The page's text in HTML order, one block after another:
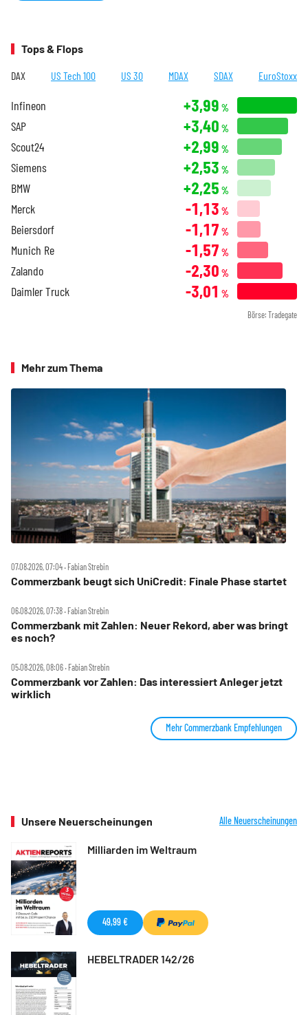
Tops & Flops
DAX US Tech 100 US 30 MDAX SDAX EuroStoxx
Infineon +3,99 %
SAP +3,40 %
Scout24 +2,99 %
Siemens +2,53 %
BMW +2,25 %
Merck -1,13 %
Beiersdorf -1,17 %
Munich Re -1,57 %
Zalando -2,30 %
Daimler Truck -3,01 %
Börse: Tradegate
Mehr zum Thema
07.08.2026, 07:04 ‧ Fabian Strebin
Commerzbank beugt sich UniCredit: Finale Phase startet
06.08.2026, 07:38 ‧ Fabian Strebin
Commerzbank mit Zahlen: Neuer Rekord, aber was bringt
es noch?
05.08.2026, 08:06 ‧ Fabian Strebin
Commerzbank vor Zahlen: Das interessiert Anleger jetzt
wirklich
Mehr Commerzbank Empfehlungen
Unsere Neuerscheinungen Alle Neuerscheinungen
Milliarden im Weltraum
49,99 €
HEBELTRADER 142/26